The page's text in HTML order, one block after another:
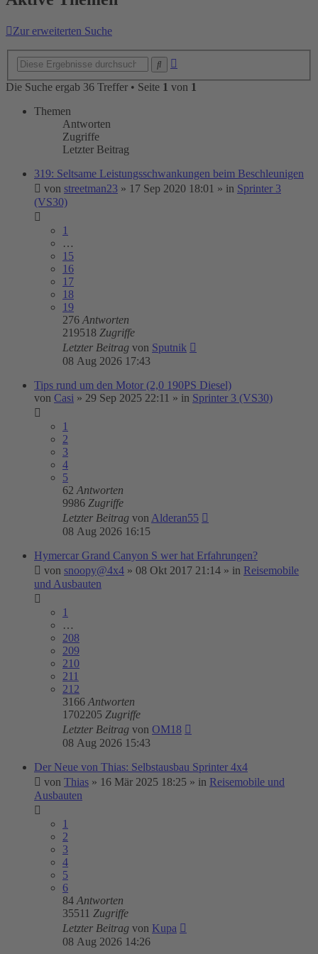
Zur erweiterten Suche
Die Suche ergab 36 Treffer • Seite 1 von 1
Themen
Antworten
Zugriffe
Letzter Beitrag
319: Seltsame Leistungsschwankungen beim Beschleunigen
von streetman23 » 17 Sep 2020 18:01 » in Sprinter 3
(VS30)
1
…
15
16
17
18
19
276 Antworten
219518 Zugriffe
Letzter Beitrag von Sputnik
08 Aug 2026 17:43
Tips rund um den Motor (2,0 190PS Diesel)
von Casi » 29 Sep 2025 22:11 » in Sprinter 3 (VS30)
1
2
3
4
5
62 Antworten
9986 Zugriffe
Letzter Beitrag von Alderan55
08 Aug 2026 16:15
Hymercar Grand Canyon S wer hat Erfahrungen?
von snoopy@4x4 » 08 Okt 2017 21:14 » in Reisemobile
und Ausbauten
1
…
208
209
210
211
212
3166 Antworten
1702205 Zugriffe
Letzter Beitrag von OM18
08 Aug 2026 15:43
Der Neue von Thias: Selbstausbau Sprinter 4x4
von Thias » 16 Mär 2025 18:25 » in Reisemobile und
Ausbauten
1
2
3
4
5
6
84 Antworten
35511 Zugriffe
Letzter Beitrag von Kupa
08 Aug 2026 14:26